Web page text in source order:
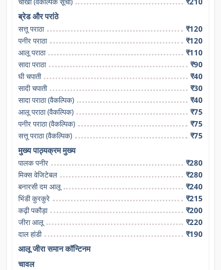
ब्रेड और परांठे
सत्तू पराठा
₹120
पनीर पराठा
₹120
आलू पराठा
₹110
सादा पराठा
₹90
घी चपाती
₹40
सादी चपाती
₹30
सादा पराठा (वैकल्पिक)
₹40
आलू पराठा (वैकल्पिक)
₹75
पनीर पराठा (वैकल्पिक)
₹75
सत्तू पराठा (वैकल्पिक)
₹75
मुख्य पाठ्यक्रम मुख्य
पालक पनीर
₹280
मिक्स वेजिटेबल
₹280
बनारसी दम आलू
₹240
भिंडी कुरकुरे
₹215
कढ़ी पकौड़ा
₹200
जीरा आलू
₹220
दाल हांडी
₹190
आलू जीरा समान कॉन्टिनम
चावल